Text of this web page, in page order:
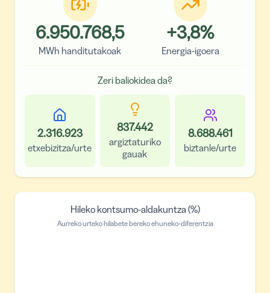
6.950.768,5
MWh handitutakoak
+3,8%
Energia-igoera
Zeri baliokidea da?
2.316.923
etxebizitza/urte
837.442
argiztaturiko
gauak
8.688.461
biztanle/urte
Hileko kontsumo-aldakuntza (%)
Aurreko urteko hilabete bereko ehuneko-diferentzia